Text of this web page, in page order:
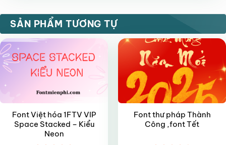
SẢN PHẨM TƯƠNG TỰ
VIP
Font Việt hóa 1FTV VIP
Space Stacked – Kiểu
Neon
Font thư pháp Thành
Công ,font Tết